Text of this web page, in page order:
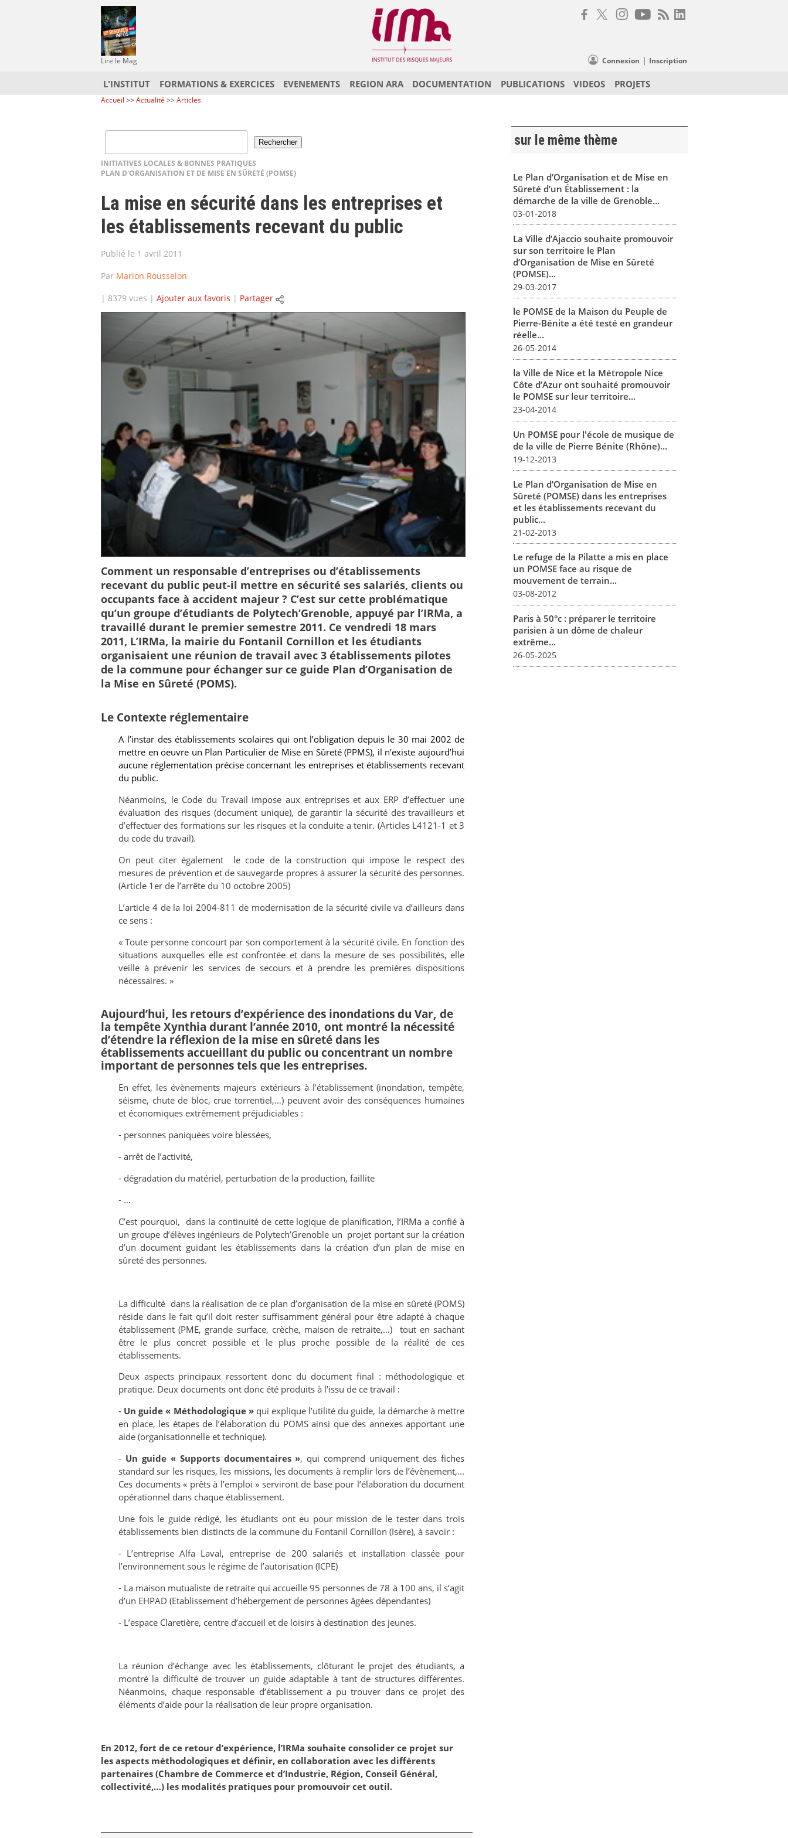
Lire le Mag Connexion | Inscription
L'INSTITUT FORMATIONS & EXERCICES EVENEMENTS REGION ARA DOCUMENTATION PUBLICATIONS VIDEOS PROJETS
Accueil >>Actualité >>Articles
INITIATIVES LOCALES & BONNES PRATIQUES
PLAN D'ORGANISATION ET DE MISE EN SÛRETÉ (POMSE)
La mise en sécurité dans les entreprises et
les établissements recevant du public
Publié le 1 avril 2011
Par Marion Rousselon
| 8379 vues | Ajouter aux favoris | Partager
Comment un responsable d’entreprises ou d’établissements
recevant du public peut-il mettre en sécurité ses salariés, clients ou
occupants face à accident majeur ? C’est sur cette problématique
qu’un groupe d’étudiants de Polytech’Grenoble, appuyé par l’IRMa, a
travaillé durant le premier semestre 2011. Ce vendredi 18 mars
2011, L’IRMa, la mairie du Fontanil Cornillon et les étudiants
organisaient une réunion de travail avec 3 établissements pilotes
de la commune pour échanger sur ce guide Plan d’Organisation de
la Mise en Sûreté (POMS).
Le Contexte réglementaire
A l’instar des établissements scolaires qui ont l’obligation depuis le 30 mai 2002 de
mettre en oeuvre un Plan Particulier de Mise en Sûreté (PPMS), il n’existe aujourd’hui
aucune réglementation précise concernant les entreprises et établissements recevant
du public.
Néanmoins, le Code du Travail impose aux entreprises et aux ERP d’effectuer une
évaluation des risques (document unique), de garantir la sécurité des travailleurs et
d’effectuer des formations sur les risques et la conduite a tenir. (Articles L4121-1 et 3
du code du travail).
On peut citer également le code de la construction qui impose le respect des
mesures de prévention et de sauvegarde propres à assurer la sécurité des personnes.
(Article 1er de l’arrête du 10 octobre 2005)
L’article 4 de la loi 2004-811 de modernisation de la sécurité civile va d’ailleurs dans
ce sens :
« Toute personne concourt par son comportement à la sécurité civile. En fonction des
situations auxquelles elle est confrontée et dans la mesure de ses possibilités, elle
veille à prévenir les services de secours et à prendre les premières dispositions
nécessaires. »
Aujourd’hui, les retours d’expérience des inondations du Var, de
la tempête Xynthia durant l’année 2010, ont montré la nécessité
d’étendre la réflexion de la mise en sûreté dans les
établissements accueillant du public ou concentrant un nombre
important de personnes tels que les entreprises.
En effet, les évènements majeurs extérieurs à l’établissement (inondation, tempête,
séisme, chute de bloc, crue torrentiel,…) peuvent avoir des conséquences humaines
et économiques extrêmement préjudiciables :
- personnes paniquées voire blessées,
- arrêt de l’activité,
- dégradation du matériel, perturbation de la production, faillite
- …
C’est pourquoi, dans la continuité de cette logique de planification, l’IRMa a confié à
un groupe d’élèves ingénieurs de Polytech’Grenoble un projet portant sur la création
d’un document guidant les établissements dans la création d’un plan de mise en
sûreté des personnes.
La difficulté dans la réalisation de ce plan d’organisation de la mise en sûreté (POMS)
réside dans le fait qu’il doit rester suffisamment général pour être adapté à chaque
établissement (PME, grande surface, crèche, maison de retraite,…) tout en sachant
être le plus concret possible et le plus proche possible de la réalité de ces
établissements.
Deux aspects principaux ressortent donc du document final : méthodologique et
pratique. Deux documents ont donc été produits à l’issu de ce travail :
- Un guide « Méthodologique »qui explique l’utilité du guide, la démarche à mettre
en place, les étapes de l’élaboration du POMS ainsi que des annexes apportant une
aide (organisationnelle et technique).
- Un guide « Supports documentaires », qui comprend uniquement des fiches
standard sur les risques, les missions, les documents à remplir lors de l’évènement,...
Ces documents « prêts à l’emploi » serviront de base pour l’élaboration du document
opérationnel dans chaque établissement.
Une fois le guide rédigé, les étudiants ont eu pour mission de le tester dans trois
établissements bien distincts de la commune du Fontanil Cornillon (Isère), à savoir :
- L’entreprise Alfa Laval, entreprise de 200 salariés et installation classée pour
l’environnement sous le régime de l’autorisation (ICPE)
- La maison mutualiste de retraite qui accueille 95 personnes de 78 à 100 ans, il s’agit
d’un EHPAD (Etablissement d’hébergement de personnes âgées dépendantes)
- L’espace Claretière, centre d’accueil et de loisirs à destination des jeunes.
La réunion d’échange avec les établissements, clôturant le projet des étudiants, a
montré la difficulté de trouver un guide adaptable à tant de structures différentes.
Néanmoins, chaque responsable d’établissement a pu trouver dans ce projet des
éléments d’aide pour la réalisation de leur propre organisation.
En 2012, fort de ce retour d’expérience, l’IRMa souhaite consolider ce projet sur
les aspects méthodologiques et définir, en collaboration avec les différents
partenaires (Chambre de Commerce et d’Industrie, Région, Conseil Général,
collectivité,…) les modalités pratiques pour promouvoir cet outil.
sur le même thème
Le Plan d’Organisation et de Mise en
Sûreté d’un Établissement : la
démarche de la ville de Grenoble...
03-01-2018
La Ville d’Ajaccio souhaite promouvoir
sur son territoire le Plan
d’Organisation de Mise en Sûreté
(POMSE)...
29-03-2017
le POMSE de la Maison du Peuple de
Pierre-Bénite a été testé en grandeur
réelle...
26-05-2014
la Ville de Nice et la Métropole Nice
Côte d’Azur ont souhaité promouvoir
le POMSE sur leur territoire...
23-04-2014
Un POMSE pour l'école de musique de
de la ville de Pierre Bénite (Rhône)...
19-12-2013
Le Plan d’Organisation de Mise en
Sûreté (POMSE) dans les entreprises
et les établissements recevant du
public...
21-02-2013
Le refuge de la Pilatte a mis en place
un POMSE face au risque de
mouvement de terrain...
03-08-2012
Paris à 50°c : préparer le territoire
parisien à un dôme de chaleur
extrême...
26-05-2025